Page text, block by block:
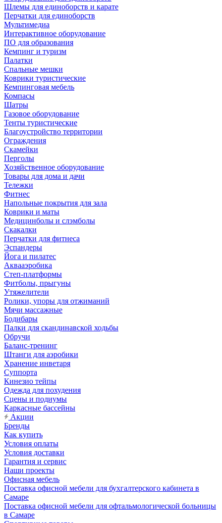
Шлемы для единоборств и карате
Перчатки для единоборств
Мультимедиа
Интерактивное оборудование
ПО для образования
Кемпинг и туризм
Палатки
Спальные мешки
Коврики туристические
Кемпинговая мебель
Компасы
Шатры
Газовое оборудование
Тенты туристические
Благоустройство территории
Ограждения
Скамейки
Перголы
Хозяйственное оборудование
Товары для дома и дачи
Тележки
Фитнес
Напольные покрытия для зала
Коврики и маты
Медицинболы и слэмболы
Скакалки
Перчатки для фитнеса
Эспандеры
Йога и пилатес
Аквааэробика
Степ-платформы
Фитболы, прыгуны
Утяжелители
Ролики, упоры для отжиманий
Мячи массажные
Бодибары
Палки для скандинавской ходьбы
Обручи
Баланс-тренинг
Штанги для аэробики
Хранение инветаря
Суппорта
Кинезио тейпы
Одежда для похудения
Сцены и подиумы
Каркасные бассейны
Акции
Бренды
Как купить
Условия оплаты
Условия доставки
Гарантия и сервис
Наши проекты
Офисная мебель
Поставка офисной мебели для бухгалтерского кабинета в
Самаре
Поставка офисной мебели для офтальмологической больницы
в Самаре